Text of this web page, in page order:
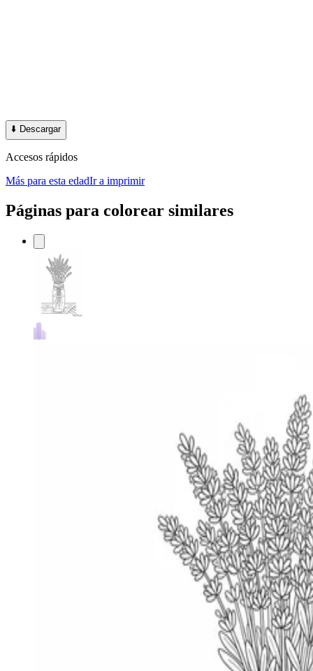
⬇️ Descargar
Accesos rápidos
Más para esta edadIr a imprimir
Páginas para colorear similares